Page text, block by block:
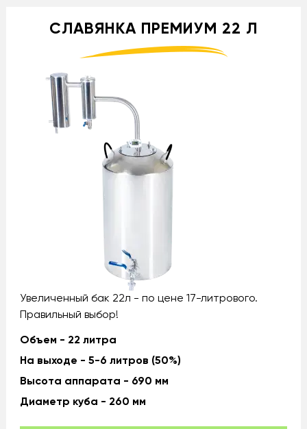
СЛАВЯНКА ПРЕМИУМ 22 Л
Увеличенный бак 22л - по цене 17-литрового.
Правильный выбор!
Объем - 22 литра
На выходе - 5-6 литров (50%)
Высота аппарата - 690 мм
Диаметр куба - 260 мм